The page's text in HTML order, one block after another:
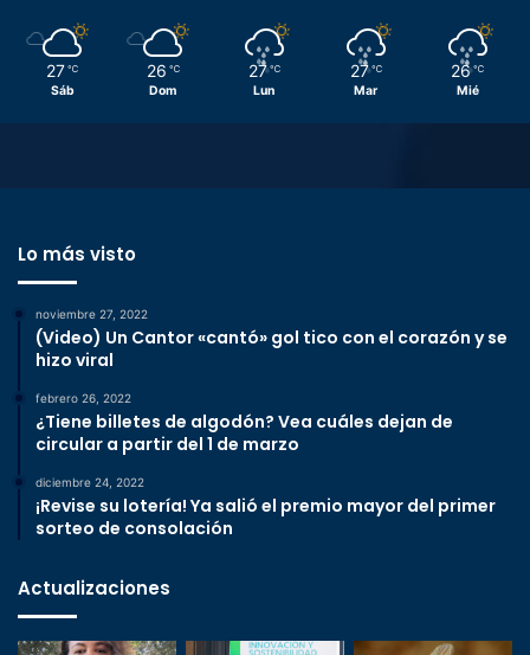
27 ℃
Sáb
26 ℃
Dom
27 ℃
Lun
27 ℃
Mar
26 ℃
Mié
Lo más visto
noviembre 27, 2022
(Video) Un Cantor «cantó» gol tico con el corazón y se
hizo viral
febrero 26, 2022
¿Tiene billetes de algodón? Vea cuáles dejan de
circular a partir del 1 de marzo
diciembre 24, 2022
¡Revise su lotería! Ya salió el premio mayor del primer
sorteo de consolación
Actualizaciones